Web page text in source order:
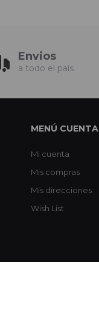
Envios
a todo el país
MENÚ CUENTA
Mi cuenta
Mis compras
Mis direcciones
Wish List